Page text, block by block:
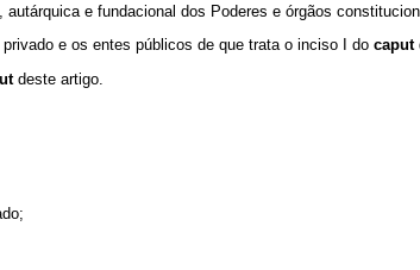
e fundacional dos Poderes e órgãos
e os entes públicos de que trata o inciso I do caput
deste artigo.